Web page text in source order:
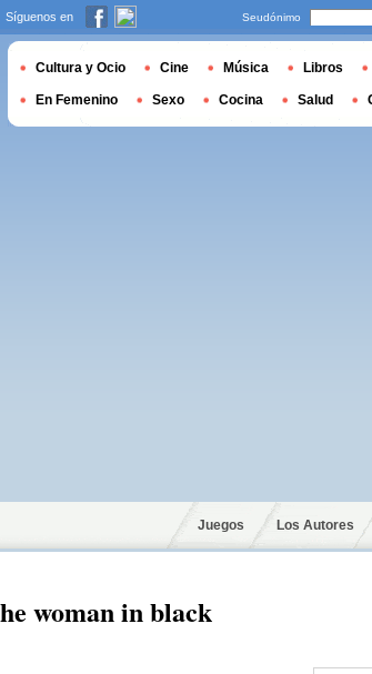
Juegos Los Autores
woman in black
Síguenos en Seudónimo
Cultura y Ocio Cine Música Libros
En Femenino Sexo Cocina Salud